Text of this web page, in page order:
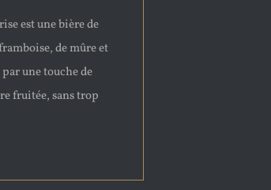
est une bière de
de mûre et
une touche de
fruitée, sans trop